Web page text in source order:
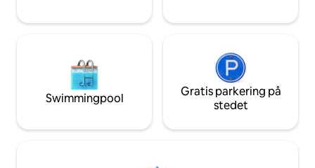
du er i militæret.
Swimmingpool
Gratis parkering på
stedet